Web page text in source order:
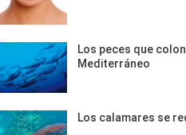
Los peces que
Mediterráneo
Los calamares se